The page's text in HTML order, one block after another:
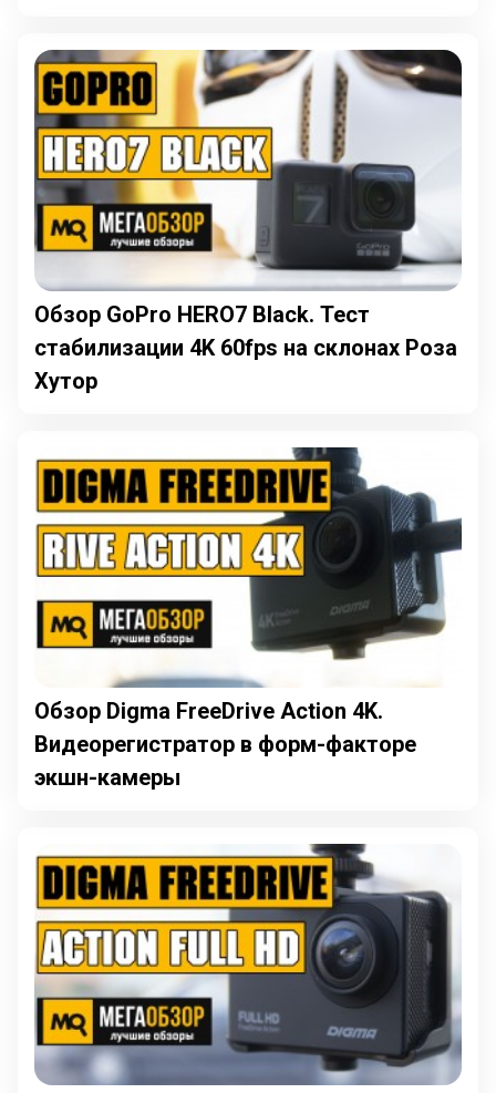
Обзор GoPro HERO7 Black. Тест
стабилизации 4K 60fps на склонах Роза
Хутор
Обзор Digma FreeDrive Action 4K.
Видеорегистратор в форм-факторе
экшн-камеры